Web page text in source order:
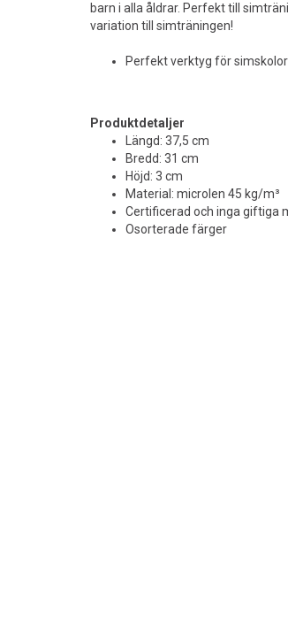
barn i alla åldrar. Perfekt till
variation till simträningen!
Perfekt verktyg för
Produktdetaljer
Längd: 37,5 cm
Bredd: 31 cm
Höjd: 3 cm
Material: microlen 45 kg/m³
Certificerad och inga giftiga
Osorterade färger